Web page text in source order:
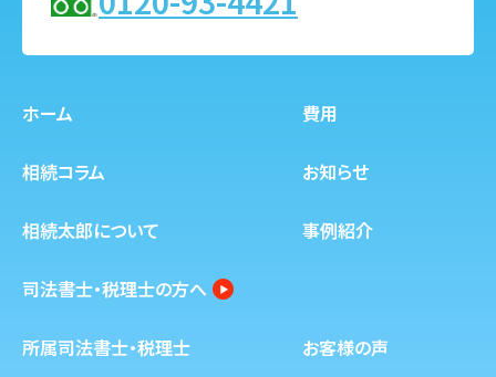
ホーム 費用
相続コラム お知らせ
相続太郎について 事例紹介
司法書士・税理士の方へ
所属司法書士・税理士 お客様の声